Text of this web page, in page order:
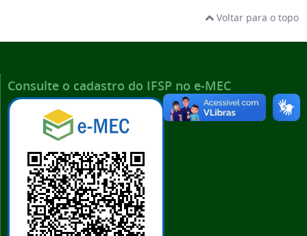
Voltar para o topo
Consulte o cadastro do IFSP no e-MEC